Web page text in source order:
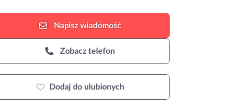
Napisz wiadomość
Zobacz telefon
Dodaj do ulubionych